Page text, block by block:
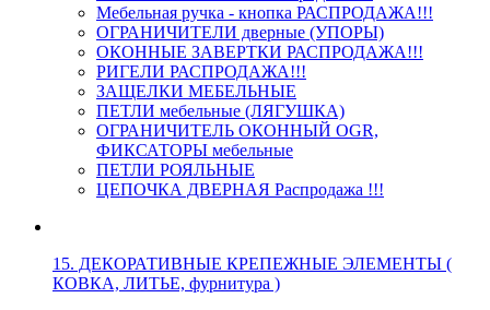
Мебельная ручка - кнопка РАСПРОДАЖА!!!
ОГРАНИЧИТЕЛИ дверные (УПОРЫ)
ОКОННЫЕ ЗАВЕРТКИ РАСПРОДАЖА!!!
РИГЕЛИ РАСПРОДАЖА!!!
ЗАЩЕЛКИ МЕБЕЛЬНЫЕ
ПЕТЛИ мебельные (ЛЯГУШКА)
ОГРАНИЧИТЕЛЬ ОКОННЫЙ OGR,
ФИКСАТОРЫ мебельные
ПЕТЛИ РОЯЛЬНЫЕ
ЦЕПОЧКА ДВЕРНАЯ Распродажа !!!
15. ДЕКОРАТИВНЫЕ КРЕПЕЖНЫЕ ЭЛЕМЕНТЫ (
КОВКА, ЛИТЬЕ, фурнитура )